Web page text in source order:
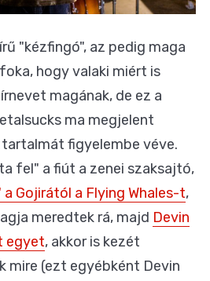
"kézfingó", az pedig maga
hogy valaki miért is
magának, de ez a
ma megjelent
figyelembe véve.
fel" a fiút a zenei szaksajtó,
Gojirától a Flying Whales-t,
meredtek rá, majd Devin
egyet, akkor is kezét
mire (ezt egyébként Devin